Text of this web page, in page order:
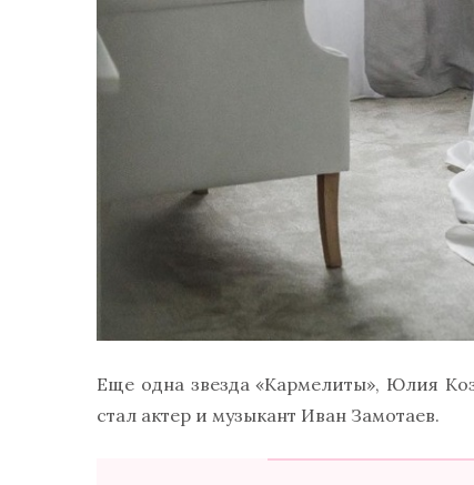
Еще одна звезда «Кармелиты», Юлия
стал актер и музыкант Иван Замотаев.